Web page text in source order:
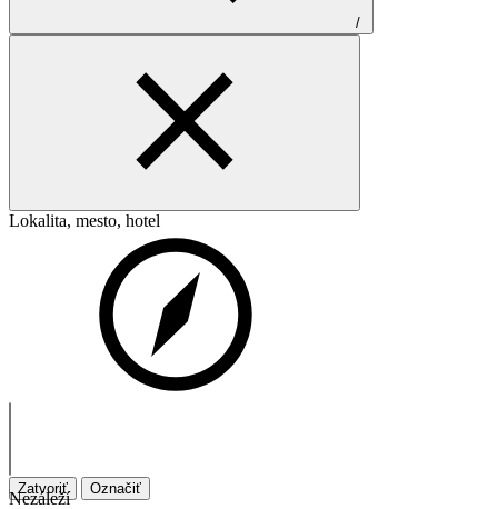
/
Lokalita, mesto, hotel
Zatvoriť Označiť
Nezáleží